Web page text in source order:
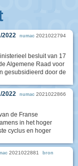
2022 numac 2021022794
besluit van 17
Algemene Raad voor
gesubsidieerd door de
2022 numac 2021022866
de Franse
in het hoger
cyclus en hoger
2021022881 bron